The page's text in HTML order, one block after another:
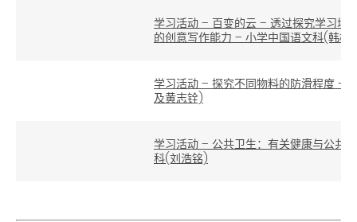
学习活动 – 百变的云 – 透过探究学习增
的创意写作能力 – 小学中国语文科(韩梅)
学习活动 – 探究不同物料的防滑程度 –
及黄志铨)
学习活动 – 公共卫生：有关健康与公共
科(刘浩铭)